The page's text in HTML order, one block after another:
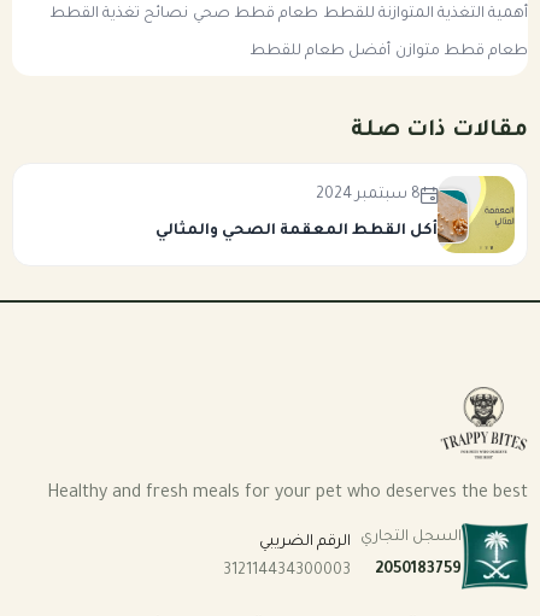
أهمية التغذية المتوازنة للقطط طعام قطط صحي نصائح تغذية القطط
طعام قطط متوازن أفضل طعام للقطط
مقالات ذات صلة
8 سبتمبر 2024
أكل القطط المعقمة الصحي والمثالي
Healthy and fresh meals for your pet who deserves the best
السجل التجاري
2050183759
الرقم الضريبي
312114434300003